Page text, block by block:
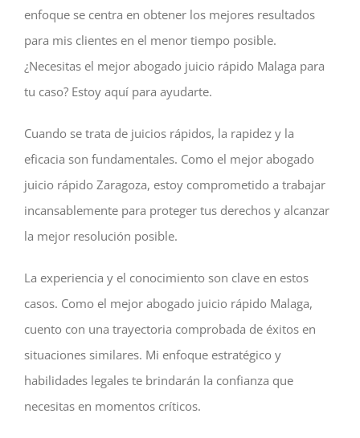
enfoque se centra en obtener los mejores resultados
para mis clientes en el menor tiempo posible.
¿Necesitas el mejor abogado juicio rápido Malaga para
tu caso? Estoy aquí para ayudarte.
Cuando se trata de juicios rápidos, la rapidez y la
eficacia son fundamentales. Como el mejor abogado
juicio rápido Zaragoza, estoy comprometido a trabajar
incansablemente para proteger tus derechos y alcanzar
la mejor resolución posible.
La experiencia y el conocimiento son clave en estos
casos. Como el mejor abogado juicio rápido Malaga,
cuento con una trayectoria comprobada de éxitos en
situaciones similares. Mi enfoque estratégico y
habilidades legales te brindarán la confianza que
necesitas en momentos críticos.